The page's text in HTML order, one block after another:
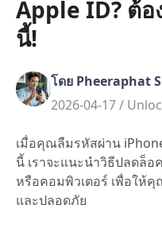
ReiBoot
for iOS
Tenorshare
PDNob
Apple ID? ต้อ
นี้!
โดย Pheeraphat
2026-04-17 /
เมื่อคุณลืมรหัสผ่าน
นี้ เราจะแนะนำวิธีปลดล็อ
หรือคอมพิวเตอร์ เพื่อให้คุ
และปลอดภัย